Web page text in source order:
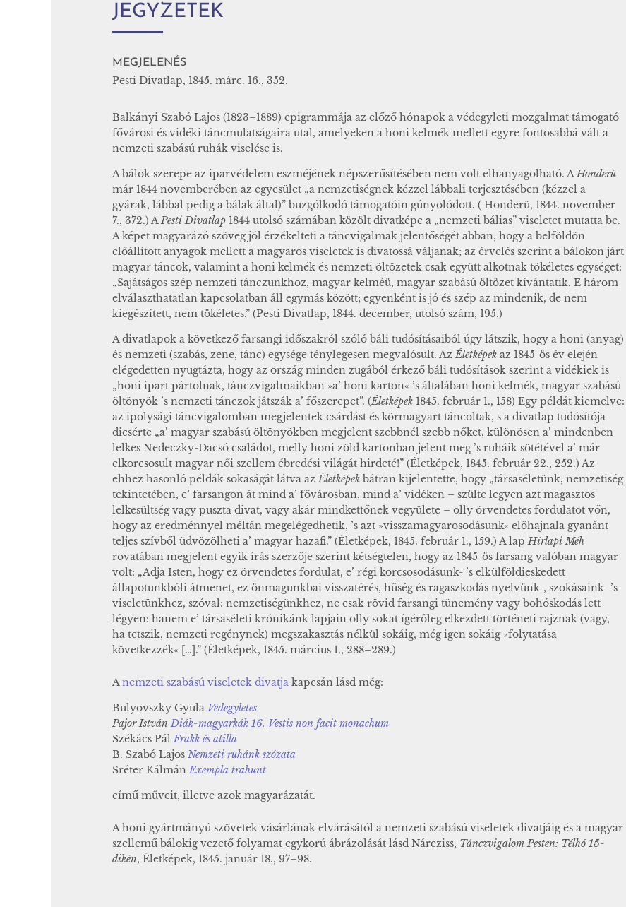
JEGYZETEK
MEGJELENÉS
Pesti Divatlap, 1845. márc. 16., 352.
Balkányi Szabó Lajos (1823–1889) epigrammája az előző hónapok a védegyleti mozgalmat támogató
fővárosi és vidéki táncmulatságaira utal, amelyeken a honi kelmék mellett egyre fontosabbá vált a
nemzeti szabású ruhák viselése is.
A bálok szerepe az iparvédelem eszméjének népszerűsítésében nem volt elhanyagolható. AHonderü
már 1844 novemberében az egyesület „a nemzetiségnek kézzel lábbali terjesztésében (kézzel a
gyárak, lábbal pedig a bálak által)” buzgólkodó támogatóin gúnyolódott. ( Honderü, 1844. november
7., 372.) APesti Divatlap1844 utolsó számában közölt divatképe a „nemzeti bálias” viseletet mutatta be.
A képet magyarázó szöveg jól érzékelteti a táncvigalmak jelentőségét abban, hogy a belföldön
előállított anyagok mellett a magyaros viseletek is divatossá váljanak; az érvelés szerint a bálokon járt
magyar táncok, valamint a honi kelmék és nemzeti öltözetek csak együtt alkotnak tökéletes egységet:
„Sajátságos szép nemzeti tánczunkhoz, magyar kelméü, magyar szabású öltözet kívántatik. E három
elválaszthatatlan kapcsolatban áll egymás között; egyenként is jó és szép az mindenik, de nem
kiegészített, nem tökéletes.” (Pesti Divatlap, 1844. december, utolsó szám, 195.)
A divatlapok a következő farsangi időszakról szóló báli tudósításaiból úgy látszik, hogy a honi (anyag)
és nemzeti (szabás, zene, tánc) egysége ténylegesen megvalósult. AzÉletképekaz 1845-ös év elején
elégedetten nyugtázta, hogy az ország minden zugából érkező báli tudósítások szerint a vidékiek is
„honi ipart pártolnak, tánczvigalmaikban »a’ honi karton« ’s általában honi kelmék, magyar szabású
öltönyök ’s nemzeti tánczok játszák a’ főszerepet”. (Életképek1845. február 1., 158) Egy példát kiemelve:
az ipolysági táncvigalomban megjelentek csárdást és körmagyart táncoltak, s a divatlap tudósítója
dicsérte „a’ magyar szabású öltönyökben megjelent szebbnél szebb nőket, különösen a’ mindenben
lelkes Nedeczky-Dacsó családot, melly honi zöld kartonban jelent meg ’s ruháik sötétével a’ már
elkorcsosult magyar női szellem ébredési világát hirdeté!” (Életképek, 1845. február 22., 252.) Az
ehhez hasonló példák sokaságát látva azÉletképek bátran kijelentette, hogy „társaséletünk, nemzetiség
tekintetében, e’ farsangon át mind a’ fővárosban, mind a’ vidéken – szülte legyen azt magasztos
lelkesültség vagy puszta divat, vagy akár mindkettőnek vegyülete – olly örvendetes fordulatot vőn,
hogy az eredménnyel méltán megelégedhetik, ’s azt »visszamagyarosodásunk« előhajnala gyanánt
teljes szívből üdvözölheti a’ magyar hazafi.” (Életképek, 1845. február 1., 159.) A lapHírlapi Méh
rovatában megjelent egyik írás szerzője szerint kétségtelen, hogy az 1845-ös farsang valóban magyar
volt: „Adja Isten, hogy ez örvendetes fordulat, e’ régi korcsosodásunk- ’s elkülföldieskedett
állapotunkbóli átmenet, ez önmagunkbai visszatérés, hűség és ragaszkodás nyelvünk-, szokásaink- ’s
viseletünkhez, szóval: nemzetiségünkhez, ne csak rövid farsangi tünemény vagy bohóskodás lett
légyen: hanem e’ társaséleti krónikánk lapjain olly sokat ígérőleg elkezdett történeti rajznak (vagy,
ha tetszik, nemzeti regénynek) megszakasztás nélkül sokáig, még igen sokáig »folytatása
következzék« […].” (Életképek, 1845. március 1., 288–289.)
Anemzeti szabású viseletek divatjakapcsán lásd még:
Bulyovszky Gyula Védegyletes
Pajor IstvánDiák-magyarkák 16. Vestis non facit monachum
Székács PálFrakk és atilla
B. Szabó Lajos Nemzeti ruhánk szózata
Sréter KálmánExempla trahunt
című műveit, illetve azok magyarázatát.
A honi gyártmányú szövetek vásárlának elvárásától a nemzeti szabású viseletek divatjáig és a magyar
szellemű bálokig vezető folyamat egykorú ábrázolását lásd Nárcziss, Tánczvigalom Pesten: Télhó 15-
dikén, Életképek, 1845. január 18., 97–98.